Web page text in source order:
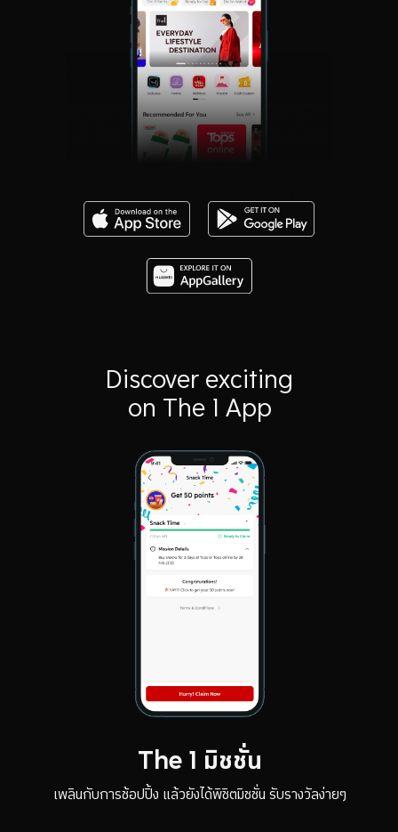
Discover exciting
on The 1 App
The 1 มิชชั่น
เพลินกับการช้อปปิ้ง แล้วยังได้พิชิตมิชชั่น รับรางวัลง่ายๆ